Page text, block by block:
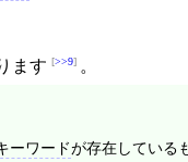
ます >>9 。
ーワードが存在している